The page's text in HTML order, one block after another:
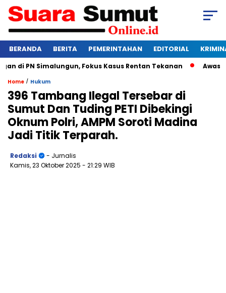
BERANDA BERITA PEMERINTAHAN EDITORIAL
PN Simalungun, Fokus Kasus Rentan Tekanan Awas
Home / Hukum
396 Tambang Ilegal Tersebar di
Sumut Dan Tuding PETI Dibekingi
Oknum Polri, AMPM Soroti Madina
Jadi Titik Terparah.
Redaksi
- Jurnalis
Kamis, 23 Oktober 2025 - 21:29 WIB